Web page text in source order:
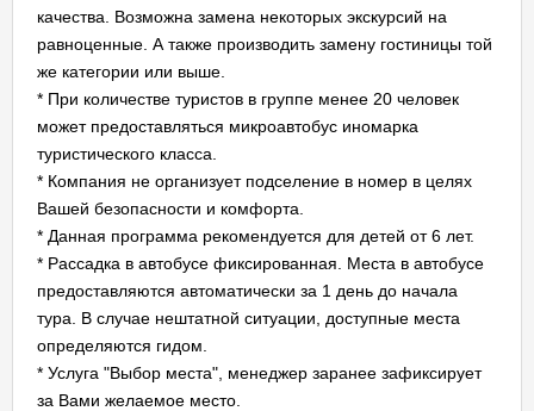
качества. Возможна замена некоторых экскурсий на
равноценные. А также производить замену гостиницы той
же категории или выше.
* При количестве туристов в группе менее 20 человек
может предоставляться микроавтобус иномарка
туристического класса.
* Компания не организует подселение в номер в целях
Вашей безопасности и комфорта.
* Данная программа рекомендуется для детей от 6 лет.
* Рассадка в автобусе фиксированная. Места в автобусе
предоставляются автоматически за 1 день до начала
тура. В случае нештатной ситуации, доступные места
определяются гидом.
* Услуга "Выбор места", менеджер заранее зафиксирует
за Вами желаемое место.